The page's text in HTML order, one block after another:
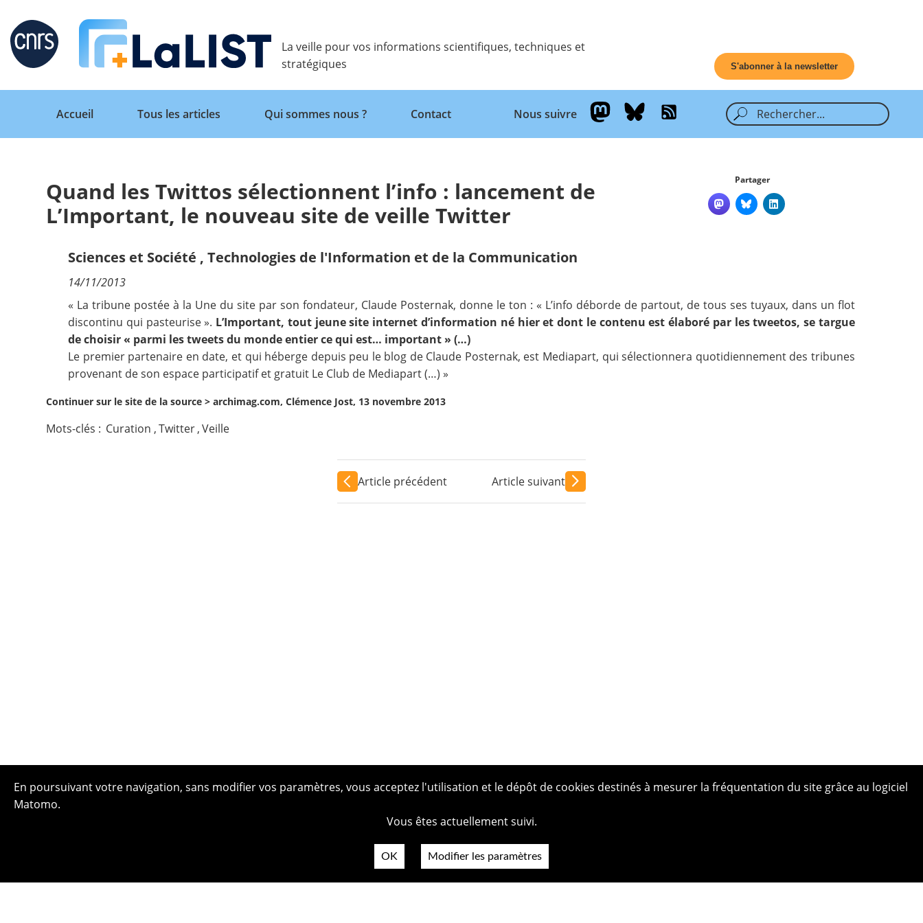
Retour
Accueil
Qui sommes nous ?
Nous suivre
La veille pour vos informations scientifiques, techniques et
stratégiques
S'abonner à la newsletter
Retour
Accueil
Tous les articles Qui sommes nous ? Contact Nous suivre
Quand les Twittos sélectionnent l’info : lancement de
L’Important, le nouveau site de veille Twitter
Partager
Sciences et Société ,Technologies de l'Information et de la Communication
14/11/2013
« La tribune postée à la Une du site par son fondateur, Claude Posternak, donne le ton : « L’info déborde de partout, de tous ses tuyaux, dans un flot
discontinu qui pasteurise ». L’Important, tout jeune site internet d’information né hier et dont le contenu est élaboré par les tweetos, se targue
de choisir « parmi les tweets du monde entier ce qui est… important » (…)
Le premier partenaire en date, et qui héberge depuis peu le blog de Claude Posternak, est Mediapart, qui sélectionnera quotidiennement des tribunes
provenant de son espace participatif et gratuit Le Club de Mediapart(…) »
Continuer sur le site de la source >archimag.com, Clémence Jost, 13 novembre 2013
Mots-clés : Curation ,Twitter,Veille
Article précédent Article suivant
En poursuivant votre navigation, sans modifier vos paramètres, vous acceptez l'utilisation et le dépôt de cookies destinés à mesurer la fréquentation du site grâce au logiciel
Matomo.
Vous êtes actuellement suivi.
OK Modifier les paramètres